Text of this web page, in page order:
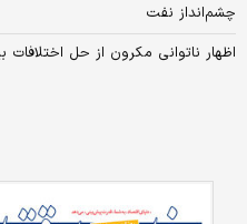
چشم‌انداز نفت
اظهار ناتوانی مکرون از حل اختلافات